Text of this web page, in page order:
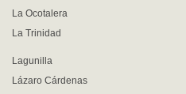
La Ocotalera
La Trinidad
Lagunilla
Lázaro Cárdenas